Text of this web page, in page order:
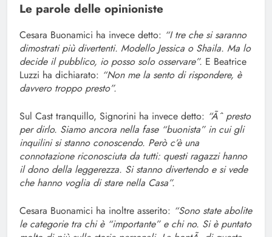
Le parole delle opinioniste
Cesara Buonamici ha invece detto: “I tre che si saranno
dimostrati più divertenti. Modello Jessica o Shaila. Ma lo
decide il pubblico, io posso solo osservare”. E Beatrice
Luzzi ha dichiarato: “Non me la sento di rispondere, è
davvero troppo presto”.
Sul Cast tranquillo, Signorini ha invece detto: “Ãˆ presto
per dirlo. Siamo ancora nella fase “buonista” in cui gli
inquilini si stanno conoscendo. Però c’è una
connotazione riconosciuta da tutti: questi ragazzi hanno
il dono della leggerezza. Si stanno divertendo e si vede
che hanno voglia di stare nella Casa”.
Cesara Buonamici ha inoltre asserito: “Sono state abolite
le categorie tra chi è “importante” e chi no. Si è puntato